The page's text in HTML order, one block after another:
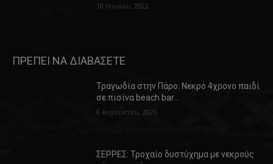
10 Ιουνίου, 2022
ΠΡΕΠΕΙ ΝΑ ΔΙΑΒΑΣΕΤΕ
Τραγωδία στην Πάρο: Νεκρό 4χρονο παιδί
σε πισίνα beach bar…
8 Αυγούστου, 2026
ΣΕΡΡΕΣ: Τροχαίο δυστύχημα με νεκρούς